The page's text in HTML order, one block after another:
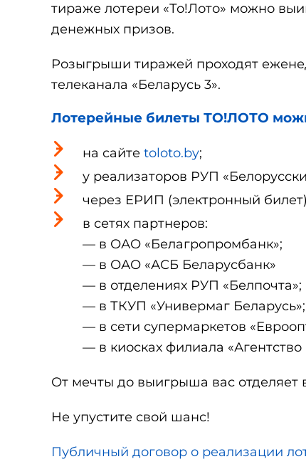
тираже лотереи «То!Лото» можно
денежных призов.
Розыгрыши тиражей проходят
телеканала «Беларусь 3».
Лотерейные билеты ТО!ЛОТО
на сайте toloto.by;
у реализаторов РУП
через ЕРИП (электронный
в сетях партнеров:
— в ОАО «Белагропромбанк»;
— в ОАО «АСБ Беларусбанк»
— в отделениях РУП «Белпочта»;
— в ТКУП «Универмаг Беларусь»;
— в сети супермаркетов
— в киосках филиала
От мечты до выигрыша вас отделяет
Не упустите свой шанс!
Публичный договор о реализации